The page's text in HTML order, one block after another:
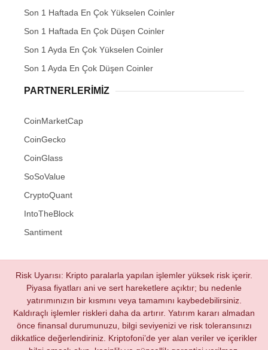
Son 1 Haftada En Çok Yükselen Coinler
Son 1 Haftada En Çok Düşen Coinler
Son 1 Ayda En Çok Yükselen Coinler
Son 1 Ayda En Çok Düşen Coinler
PARTNERLERIMIZ
CoinMarketCap
CoinGecko
CoinGlass
SoSoValue
CryptoQuant
IntoTheBlock
Santiment
Risk Uyarısı: Kripto paralarla yapılan işlemler yüksek risk içerir.
Piyasa fiyatları ani ve sert hareketlere açıktır; bu nedenle
yatırımınızın bir kısmını veya tamamını kaybedebilirsiniz.
Kaldıraçlı işlemler riskleri daha da artırır. Yatırım kararı almadan
önce finansal durumunuzu, bilgi seviyenizi ve risk toleransınızı
dikkatlice değerlendiriniz. Kriptofoni’de yer alan veriler ve içerikler